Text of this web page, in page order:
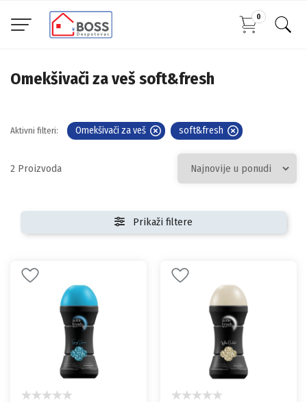
0
Omekšivači za veš soft&fresh
Aktivni filteri: Omekšivači za veš soft&fresh
2
Prikaži filtere